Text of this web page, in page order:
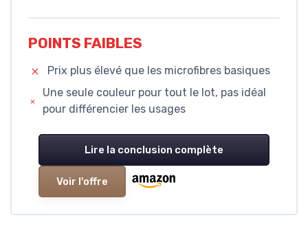
POINTS FAIBLES
Prix plus élevé que les microfibres basiques
Une seule couleur pour tout le lot, pas idéal
pour différencier les usages
Lire la conclusion complète
Voir l'offre